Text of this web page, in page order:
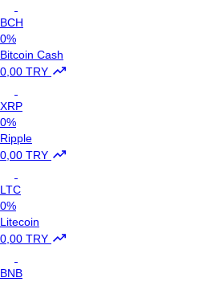
BCH
0%
Bitcoin Cash
0,00 TRY
XRP
0%
Ripple
0,00 TRY
LTC
0%
Litecoin
0,00 TRY
BNB